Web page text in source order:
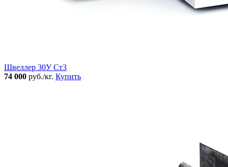
Швеллер 30У Ст3
74 000 руб./кг. Купить